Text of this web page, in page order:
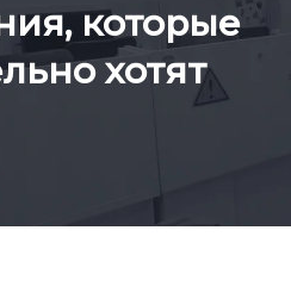
которые
хотят